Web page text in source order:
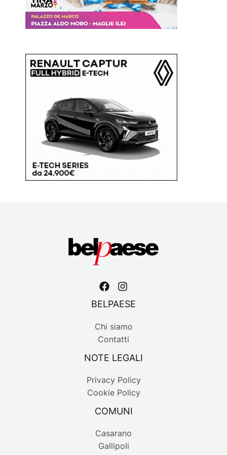
BELPAESE
Chi siamo
Contatti
NOTE LEGALI
Privacy Policy
Cookie Policy
COMUNI
Casarano
Gallipoli